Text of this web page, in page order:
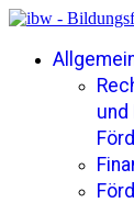
und